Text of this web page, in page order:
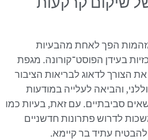
הפך לאחת מהבעיות
בעידן הפוסט־קורונה. מגפת
הצורך לדאוג לבריאות הציבור
והביאה לעלייה במודעות
סביבתיים. עם זאת, בעיות כמו
לדרוש פתרונות חדשניים
עתיד בר קיימא.